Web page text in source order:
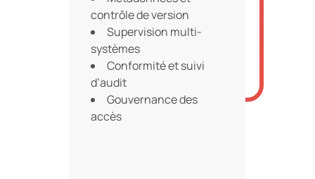
contrôle de version
Supervision multi-
systèmes
Conformité et suivi
d’audit
Gouvernance des
accès